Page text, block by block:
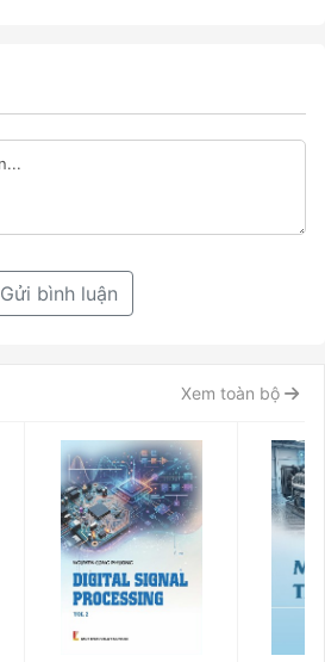
Gửi bình luận
Xem toàn bộ